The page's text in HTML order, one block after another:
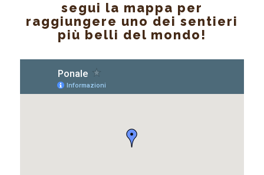
segui la mappa per
raggiungere uno dei sentieri
più belli del mondo!